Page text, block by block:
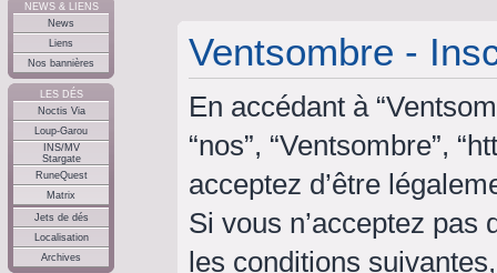
NEWS & LIENS
News
Liens
Nos bannières
LES DÉS
Noctis Via
Loup-Garou
INS/MV
Stargate
RuneQuest
Matrix
Jets de dés
Localisation
Archives
Ventsombre -
En accédant à
“nos”, “Ventsombre”,
acceptez d’être
Si vous n’acceptez pas
les conditions